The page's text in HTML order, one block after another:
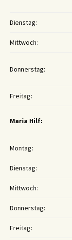
Dienstag:
Mittwoch:
Donnerstag:
Freitag:
Maria Hilf:
Montag:
Dienstag:
Mittwoch:
Donnerstag:
Freitag: